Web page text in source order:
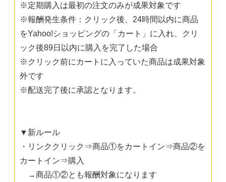
※定期購入は最初の注文のみが成果対象です
※報酬発生条件：クリック後、24時間以内に商品
をYahoo!ショッピングの「カート」に入れ、クリ
ック後89日以内に購入を完了した場合
※クリック前にカートに入っていた商品は成果対象
外です
※配送完了後に承認となります。
▼新ルール
・リンククリック⇒商品①をカートイン⇒商品②を
カートイン⇒購入
→商品①②とも報酬対象になります